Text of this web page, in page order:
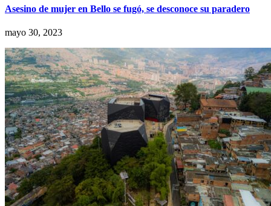
Asesino de mujer en Bello se fugó, se desconoce su paradero
mayo 30, 2023